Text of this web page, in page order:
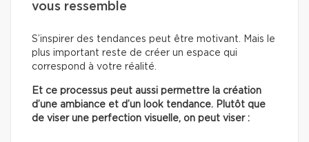
vous ressemble
S’inspirer des tendances peut être motivant. Mais le
plus important reste de créer un espace qui
correspond à votre réalité.
Et ce processus peut aussi permettre la création
d’une ambiance et d’un look tendance. Plutôt que
de viser une perfection visuelle, on peut viser :